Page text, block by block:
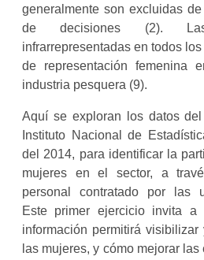
generalmente son excluidas
de decisiones (2).
infrarrepresentadas en todos
de representación femenina
industria pesquera (9).
Aquí se exploran los datos
Instituto Nacional de
del 2014, para identificar la
mujeres en el sector, a
personal contratado por las
Este primer ejercicio invita a
información permitirá
las mujeres, y cómo mejorar